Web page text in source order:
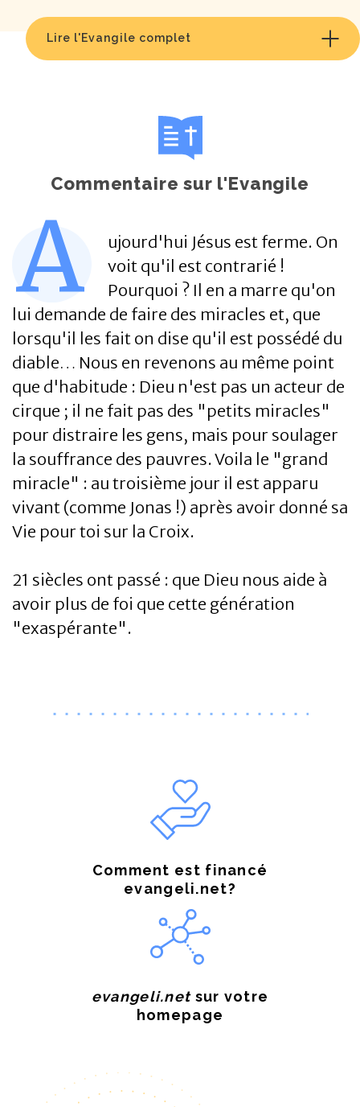
Lire l'Evangile complet
Commentaire sur l'Evangile
A
ujourd'hui Jésus est ferme. On
voit qu'il est contrarié !
Pourquoi ? Il en a marre qu'on
lui demande de faire des miracles et, que
lorsqu'il les fait on dise qu'il est possédé du
diable… Nous en revenons au même point
que d'habitude : Dieu n'est pas un acteur de
cirque ; il ne fait pas des "petits miracles"
pour distraire les gens, mais pour soulager
la souffrance des pauvres. Voila le "grand
miracle" : au troisième jour il est apparu
vivant (comme Jonas !) après avoir donné sa
Vie pour toi sur la Croix.
21 siècles ont passé : que Dieu nous aide à
avoir plus de foi que cette génération
"exaspérante".
Comment est financé
evangeli.net?
evangeli.netsur votre
homepage